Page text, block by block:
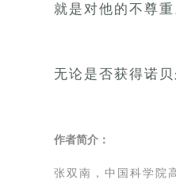
就是对他的不尊重
无论是否获得诺
作者简介：
张双南，中国科学院